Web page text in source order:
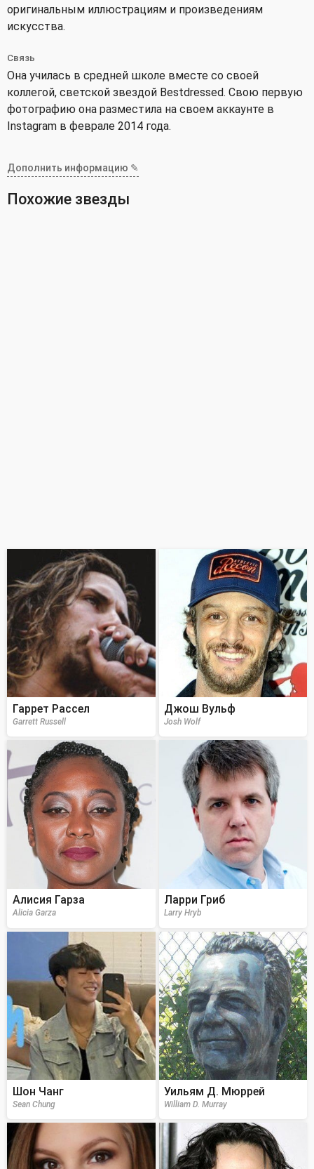
оригинальным иллюстрациям и произведениям
искусства.
Связь
Она училась в средней школе вместе со своей
коллегой, светской звездой Bestdressed. Свою первую
фотографию она разместила на своем аккаунте в
Instagram в феврале 2014 года.
Дополнить информацию ✎
Похожие звезды
Гаррет Рассел
Garrett Russell
Джош Вульф
Josh Wolf
Алисия Гарза
Alicia Garza
Ларри Гриб
Larry Hryb
Шон Чанг
Sean Chung
Уильям Д. Мюррей
William D. Murray